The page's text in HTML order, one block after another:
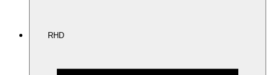
RHD